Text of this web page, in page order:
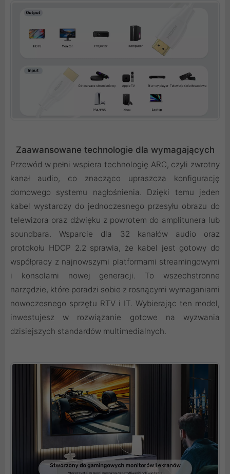
Zaawansowane technologie dla wymagających
Przewód w pełni wspiera technologię ARC, czyli zwrotny
kanał audio, co znacząco upraszcza konfigurację
domowego systemu nagłośnienia. Dzięki temu jeden
kabel wystarczy do jednoczesnego przesyłu obrazu do
telewizora oraz dźwięku z powrotem do amplitunera lub
soundbara. Wsparcie dla 32 kanałów audio oraz
protokołu HDCP 2.2 sprawia, że kabel jest gotowy do
współpracy z najnowszymi platformami streamingowymi
i konsolami nowej generacji. To wszechstronne
narzędzie, które poradzi sobie z rosnącymi wymaganiami
nowoczesnego sprzętu RTV i IT. Wybierając ten model,
inwestujesz w rozwiązanie gotowe na wyzwania
dzisiejszych standardów multimedialnych.